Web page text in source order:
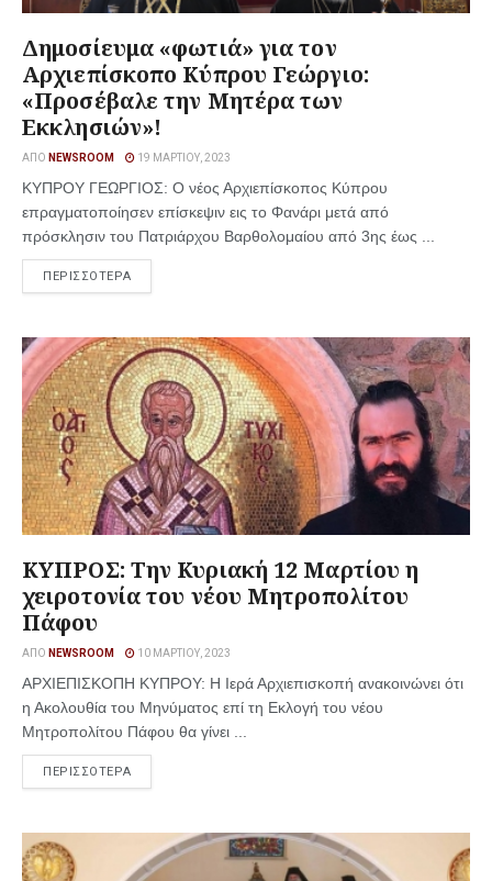
Δημοσίευμα «φωτιά» για τον
Αρχιεπίσκοπο Κύπρου Γεώργιο:
«Προσέβαλε την Μητέρα των
Εκκλησιών»!
ΑΠΌ NEWSROOM 19 ΜΑΡΤΊΟΥ, 2023
ΚΥΠΡΟΥ ΓΕΩΡΓΙΟΣ: Ο νέος Αρχιεπίσκοπος Κύπρου
επραγματοποίησεν επίσκεψιν εις το Φανάρι μετά από
πρόσκλησιν του Πατριάρχου Βαρθολομαίου από 3ης έως ...
ΠΕΡΙΣΣΟΤΕΡΑ
ΚΥΠΡΟΣ: Την Κυριακή 12 Μαρτίου η
χειροτονία του νέου Μητροπολίτου
Πάφου
ΑΠΌ NEWSROOM 10 ΜΑΡΤΊΟΥ, 2023
ΑΡΧΙΕΠΙΣΚΟΠΗ ΚΥΠΡΟΥ: Η Ιερά Αρχιεπισκοπή ανακοινώνει ότι
η Ακολουθία του Μηνύματος επί τη Εκλογή του νέου
Μητροπολίτου Πάφου θα γίνει ...
ΠΕΡΙΣΣΟΤΕΡΑ